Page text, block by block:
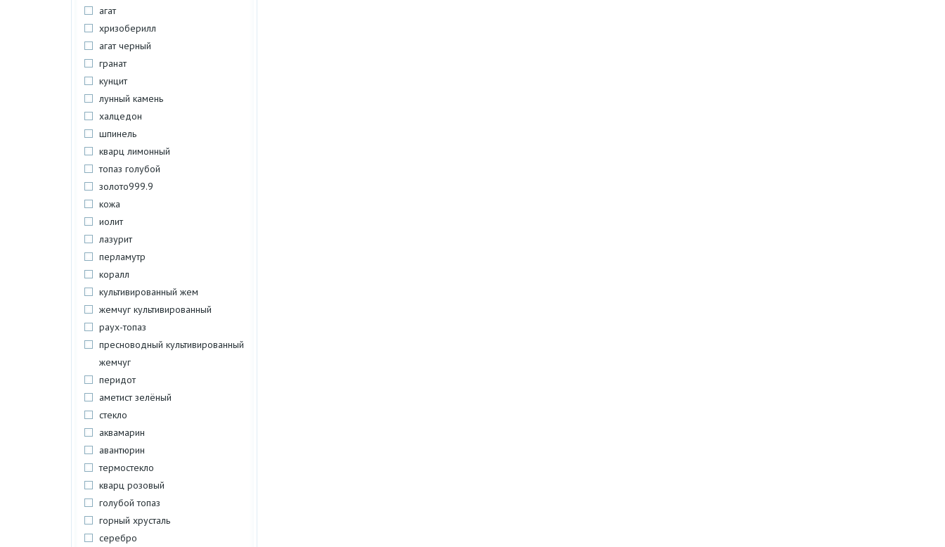
агат
хризоберилл
агат черный
гранат
кунцит
лунный камень
халцедон
шпинель
кварц лимонный
топаз голубой
золото999.9
кожа
иолит
лазурит
перламутр
коралл
культивированный жем
жемчуг культивированный
раух-топаз
пресноводный культивированный
жемчуг
перидот
аметист зелёный
стекло
аквамарин
авантюрин
термостекло
кварц розовый
голубой топаз
горный хрусталь
серебро